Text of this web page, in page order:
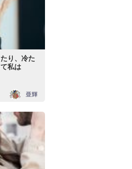
り、冷た
私は
亜輝